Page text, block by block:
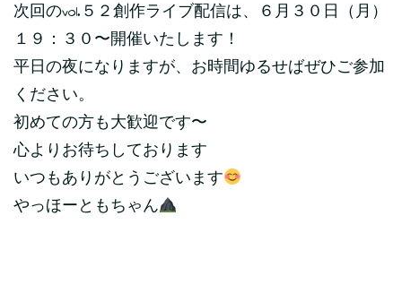
次回のvol.５２創作ライブ配信は、６月３０日（月）
１９：３０〜開催いたします！
平日の夜になりますが、お時間ゆるせばぜひご参加
ください。
初めての方も大歓迎です〜
心よりお待ちしております
いつもありがとうございます
やっほーともちゃん